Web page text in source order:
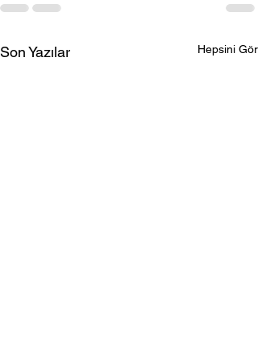
Son Yazılar Hepsini Gör